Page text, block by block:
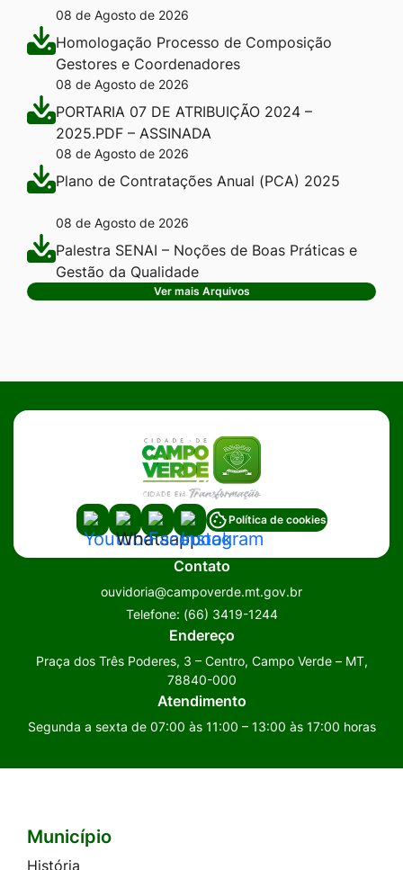
08 de Agosto de 2026
Homologação Processo de Composição
Gestores e Coordenadores
08 de Agosto de 2026
PORTARIA 07 DE ATRIBUIÇÃO 2024 –
2025.PDF – ASSINADA
08 de Agosto de 2026
Plano de Contratações Anual (PCA) 2025
08 de Agosto de 2026
Palestra SENAI – Noções de Boas Práticas e
Gestão da Qualidade
Ver mais Arquivos
Acessar
a
Social
Acessar
a
Social
Whatsapp
Acessar
a
Rede
Social
Facebook
Acessar
a
Rede
Social
Instagram
Política de cookies
Contato
ouvidoria@campoverde.mt.gov.br
Telefone: (66) 3419-1244
Endereço
Praça dos Três Poderes, 3 – Centro, Campo Verde – MT,
78840-000
Atendimento
Segunda a sexta de 07:00 às 11:00 – 13:00 às 17:00 horas
Seção do Rodapé e Contato
Município
História